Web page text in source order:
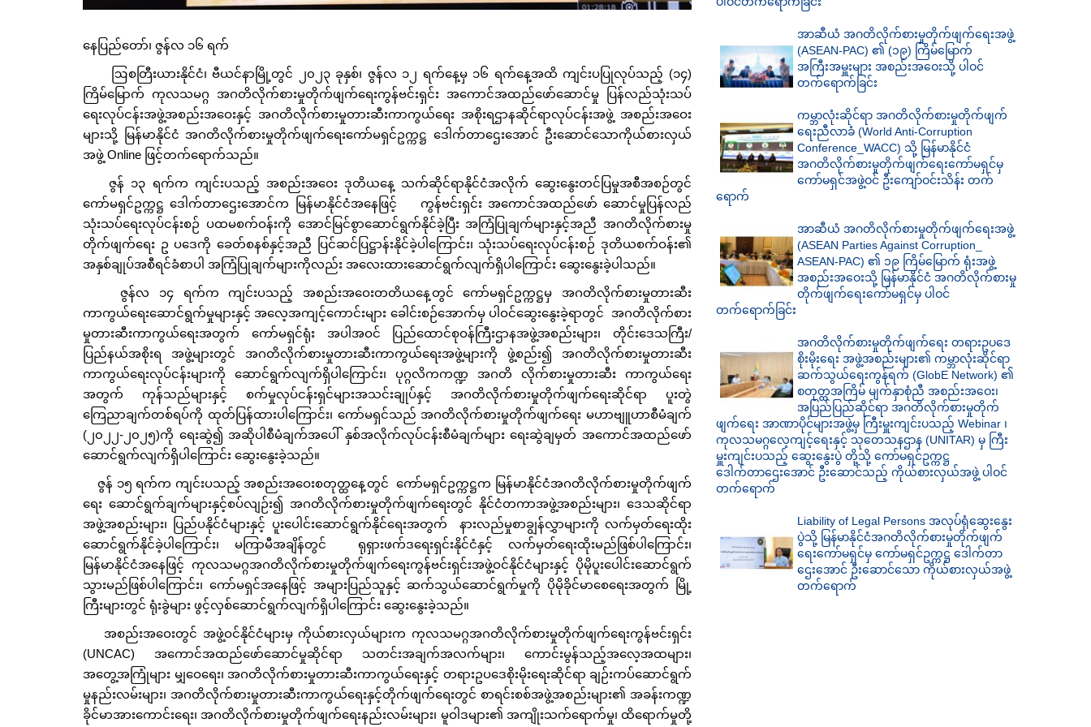
နေပြည်တော်၊ ဇွန်လ ၁၆ ရက်
ဩစတြီးယားနိုင်ငံ၊ ဗီယင်နာမြို့တွင် ၂၀၂၃ ခုနှစ်၊ ဇွန်လ ၁၂ ရက်နေ့မှ ၁၆ ရက်နေ့အထိ ကျင်းပပြုလုပ်သည့် (၁၄)
ကြိမ်မြောက် ကုလသမဂ္ဂ အဂတိလိုက်စားမှုတိုက်ဖျက်ရေးကွန်ဗင်းရှင်း အကောင်အထည်ဖော်ဆောင်မှု ပြန်လည်သုံးသပ်
ရေးလုပ်ငန်းအဖွဲ့အစည်းအဝေးနှင့် အဂတိလိုက်စားမှုတားဆီးကာကွယ်ရေး အစိုးရဌာနဆိုင်ရာလုပ်ငန်းအဖွဲ့ အစည်းအဝေး
များသို့ မြန်မာနိုင်ငံ အဂတိလိုက်စားမှုတိုက်ဖျက်ရေးကော်မရှင်ဥက္ကဋ္ဌ ဒေါက်တာဌေးအောင် ဦးဆောင်သောကိုယ်စားလှယ်
အဖွဲ့ Online ဖြင့်တက်ရောက်သည်။
ဇွန် ၁၃ ရက်က ကျင်းပသည့် အစည်းအဝေး ဒုတိယနေ့ သက်ဆိုင်ရာနိုင်ငံအလိုက် ဆွေးနွေးတင်ပြမှုအစီအစဉ်တွင်
ကော်မရှင်ဥက္ကဋ္ဌ ဒေါက်တာဌေးအောင်က မြန်မာနိုင်ငံအနေဖြင့် ကွန်ဗင်းရှင်း အကောင်အထည်ဖော် ဆောင်မှုပြန်လည်
သုံးသပ်ရေးလုပ်ငန်းစဉ် ပထမစက်ဝန်းကို အောင်မြင်စွာဆောင်ရွက်နိုင်ခဲ့ပြီး အကြံပြုချက်များနှင့်အညီ အဂတိလိုက်စားမှု
တိုက်ဖျက်ရေး ဥ ပဒေကို ခေတ်စနစ်နှင့်အညီ ပြင်ဆင်ပြဋ္ဌာန်းနိုင်ခဲ့ပါကြောင်း၊ သုံးသပ်ရေးလုပ်ငန်းစဉ် ဒုတိယစက်ဝန်း၏
အနှစ်ချုပ်အစီရင်ခံစာပါ အကြံပြုချက်များကိုလည်း အလေးထားဆောင်ရွက်လျက်ရှိပါကြောင်း ဆွေးနွေးခဲ့ပါသည်။
ဇွန်လ ၁၄ ရက်က ကျင်းပသည့် အစည်းအဝေးတတိယနေ့တွင် ကော်မရှင်ဥက္ကဋ္ဌမှ အဂတိလိုက်စားမှုတားဆီး
ကာကွယ်ရေးဆောင်ရွက်မှုများနှင့် အလေ့အကျင့်ကောင်းများ ခေါင်းစဉ်အောက်မှ ပါဝင်ဆွေးနွေးခဲ့ရာတွင် အဂတိလိုက်စား
မှုတားဆီးကာကွယ်ရေးအတွက် ကော်မရှင်ရုံး အပါအဝင် ပြည်ထောင်စုဝန်ကြီးဌာနအဖွဲ့အစည်းများ၊ တိုင်းဒေသကြီး/
ပြည်နယ်အစိုးရ အဖွဲ့များတွင် အဂတိလိုက်စားမှုတားဆီးကာကွယ်ရေးအဖွဲ့များကို ဖွဲ့စည်း၍ အဂတိလိုက်စားမှုတားဆီး
ကာကွယ်ရေးလုပ်ငန်းများကို ဆောင်ရွက်လျက်ရှိပါကြောင်း၊ ပုဂ္ဂလိကကဏ္ဍ အဂတိ လိုက်စားမှုတားဆီး ကာကွယ်ရေး
အတွက် ကုန်သည်များနှင့် စက်မှုလုပ်ငန်းရှင်များအသင်းချုပ်နှင့် အဂတိလိုက်စားမှုတိုက်ဖျက်ရေးဆိုင်ရာ ပူးတွဲ
ကြေညာချက်တစ်ရပ်ကို ထုတ်ပြန်ထားပါကြောင်း၊ ကော်မရှင်သည် အဂတိလိုက်စားမှုတိုက်ဖျက်ရေး မဟာဗျူဟာစီမံချက်
(၂၀၂၂-၂၀၂၅)ကို ရေးဆွဲ၍ အဆိုပါစီမံချက်အပေါ် နှစ်အလိုက်လုပ်ငန်းစီမံချက်များ ရေးဆွဲချမှတ် အကောင်အထည်ဖော်
ဆောင်ရွက်လျက်ရှိပါကြောင်း ဆွေးနွေးခဲ့သည်။
ဇွန် ၁၅ ရက်က ကျင်းပသည့် အစည်းအဝေးစတုတ္ထနေ့တွင် ကော်မရှင်ဥက္ကဋ္ဌက မြန်မာနိုင်ငံအဂတိလိုက်စားမှုတိုက်ဖျက်
ရေး ဆောင်ရွက်ချက်များနှင့်စပ်လျဉ်း၍ အဂတိလိုက်စားမှုတိုက်ဖျက်ရေးတွင် နိုင်ငံတကာအဖွဲ့အစည်းများ၊ ဒေသဆိုင်ရာ
အဖွဲ့အစည်းများ၊ ပြည်ပနိုင်ငံများနှင့် ပူးပေါင်းဆောင်ရွက်နိုင်ရေးအတွက် နားလည်မှုစာချွန်လွှာများကို လက်မှတ်ရေးထိုး
ဆောင်ရွက်နိုင်ခဲ့ပါကြောင်း၊ မကြာမီအချိန်တွင် ရုရှားဖက်ဒရေးရှင်းနိုင်ငံနှင့် လက်မှတ်ရေးထိုးမည်ဖြစ်ပါကြောင်း၊
မြန်မာနိုင်ငံအနေဖြင့် ကုလသမဂ္ဂအဂတိလိုက်စားမှုတိုက်ဖျက်ရေးကွန်ဗင်းရှင်းအဖွဲ့ဝင်နိုင်ငံများနှင့် ပိုမိုပူးပေါင်းဆောင်ရွက်
သွားမည်ဖြစ်ပါကြောင်း၊ ကော်မရှင်အနေဖြင့် အများပြည်သူနှင့် ဆက်သွယ်ဆောင်ရွက်မှုကို ပိုမိုခိုင်မာစေရေးအတွက် မြို့
ကြီးများတွင် ရုံးခွဲများ ဖွင့်လှစ်ဆောင်ရွက်လျက်ရှိပါကြောင်း ဆွေးနွေးခဲ့သည်။
အစည်းအဝေးတွင် အဖွဲ့ဝင်နိုင်ငံများမှ ကိုယ်စားလှယ်များက ကုလသမဂ္ဂအဂတိလိုက်စားမှုတိုက်ဖျက်ရေးကွန်ဗင်းရှင်း
(UNCAC) အကောင်အထည်ဖော်ဆောင်မှုဆိုင်ရာ သတင်းအချက်အလက်များ၊ ကောင်းမွန်သည့်အလေ့အထများ၊
အတွေ့အကြုံများ မျှဝေရေး၊ အဂတိလိုက်စားမှုတားဆီးကာကွယ်ရေးနှင့် တရားဥပဒေစိုးမိုးရေးဆိုင်ရာ ချဉ်းကပ်ဆောင်ရွက်
မှုနည်းလမ်းများ၊ အဂတိလိုက်စားမှုတားဆီးကာကွယ်ရေးနှင့်တိုက်ဖျက်ရေးတွင် စာရင်းစစ်အဖွဲ့အစည်းများ၏ အခန်းကဏ္ဍ
ခိုင်မာအားကောင်းရေး၊ အဂတိလိုက်စားမှုတိုက်ဖျက်ရေးနည်းလမ်းများ၊ မူဝါဒများ၏ အကျိုးသက်ရောက်မှု၊ ထိရောက်မှုတို့
အာဆီယံ အဂတိလိုက်စားမှုတိုက်ဖျက်ရေးအဖွဲ့
(ASEAN-PAC) ၏ (၁၉) ကြိမ်မြောက်
အကြီးအမှူးများ အစည်းအဝေးသို့ ပါဝင်
တက်ရောက်ခြင်း
ကမ္ဘာလုံးဆိုင်ရာ အဂတိလိုက်စားမှုတိုက်ဖျက်
ရေးညီလာခံ (World Anti-Corruption
Conference_WACC) သို့ မြန်မာနိုင်ငံ
အဂတိလိုက်စားမှုတိုက်ဖျက်ရေးကော်မရှင်မှ
ကော်မရှင်အဖွဲ့ဝင် ဦးကျော်ဝင်းသိန်း တက်
ရောက်
အာဆီယံ အဂတိလိုက်စားမှုတိုက်ဖျက်ရေးအဖွဲ့
(ASEAN Parties Against Corruption_
ASEAN-PAC) ၏ ၁၉ ကြိမ်မြောက် ရုံးအဖွဲ့
အစည်းအဝေးသို့ မြန်မာနိုင်ငံ အဂတိလိုက်စားမှု
တိုက်ဖျက်ရေးကော်မရှင်မှ ပါဝင်
တက်ရောက်ခြင်း
အဂတိလိုက်စားမှုတိုက်ဖျက်ရေး တရားဥပဒေ
စိုးမိုးရေး အဖွဲ့အစည်းများ၏ ကမ္ဘာလုံးဆိုင်ရာ
ဆက်သွယ်ရေးကွန်ရက် (GlobE Network) ၏
စတုတ္ထအကြိမ် မျက်နှာစုံညီ အစည်းအဝေး၊
အပြည်ပြည်ဆိုင်ရာ အဂတိလိုက်စားမှုတိုက်
ဖျက်ရေး အာဏာပိုင်များအဖွဲ့မှ ကြီးမှူးကျင်းပသည့် Webinar ၊
ကုလသမဂ္ဂလေ့ကျင့်ရေးနှင့် သုတေသနဌာန (UNITAR) မှ ကြီး
မှူးကျင်းပသည့် ဆွေးနွေးပွဲ တို့သို့ ကော်မရှင်ဥက္ကဋ္ဌ
ဒေါက်တာ‌ဌေးအောင် ဦး‌ဆောင်သည့် ကိုယ်စားလှယ်အဖွဲ့ ပါဝင်
တက်ရောက်
Liability of Legal Persons အလုပ်ရုံဆွေးနွေး
ပွဲသို့ မြန်မာနိုင်ငံအဂတိလိုက်စားမှုတိုက်ဖျက်
ရေးကော်မရှင်မှ ကော်မရှင်ဥက္ကဋ္ဌ ဒေါက်တာ
ဌေးအောင် ဦးဆောင်သော ကိုယ်စားလှယ်အဖွဲ့
တက်ရောက်